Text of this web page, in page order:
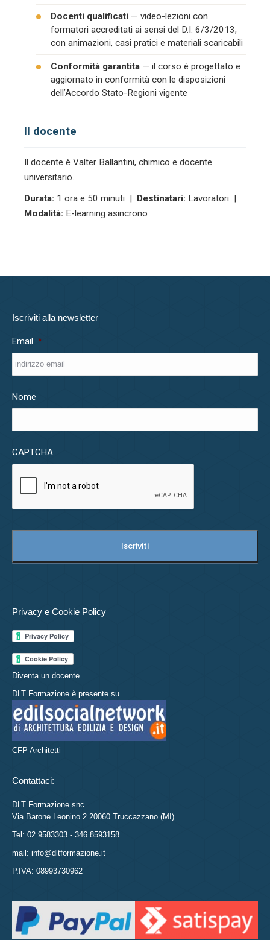
Docenti qualificati — video-lezioni con
formatori accreditati ai sensi del D.I. 6/3/2013,
con animazioni, casi pratici e materiali scaricabili
Conformità garantita — il corso è progettato e
aggiornato in conformità con le disposizioni
dell’Accordo Stato-Regioni vigente
Il docente
Il docente è Valter Ballantini, chimico e docente
universitario.
Durata: 1 ora e 50 minuti | Destinatari: Lavoratori |
Modalità: E-learning asincrono
Iscriviti alla newsletter
Email *
Nome
CAPTCHA
Privacy e Cookie Policy
Diventa un docente
DLT Formazione è presente su
CFP Architetti
Contattaci:
DLT Formazione snc
Via Barone Leonino 2 20060 Truccazzano (MI)
Tel: 02 9583303 - 346 8593158
mail: info@dltformazione.it
P.IVA: 08993730962